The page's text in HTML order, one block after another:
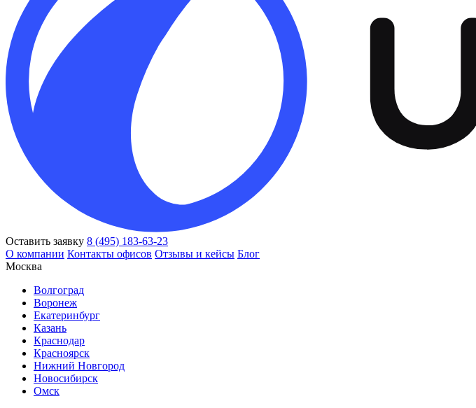
Оставить заявку 8 (495) 183-63-23
О компании Контакты офисов Отзывы и кейсы Блог
Москва
Волгоград
Воронеж
Екатеринбург
Казань
Краснодар
Красноярск
Нижний Новгород
Новосибирск
Омск